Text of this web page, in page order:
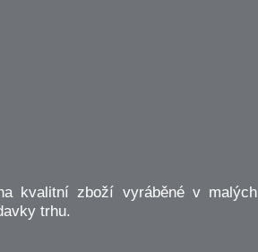
kvalitní zboží vyráběné v malých
trhu.